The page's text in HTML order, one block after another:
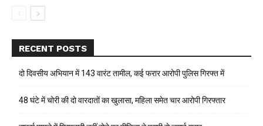
RECENT POSTS
दो दिवसीय अभियान में 143 वारंट तामील, कई फरार आरोपी पुलिस गिरफ्त में
48 घंटे में चोरी की दो वारदातों का खुलासा, महिला समेत चार आरोपी गिरफ्तार